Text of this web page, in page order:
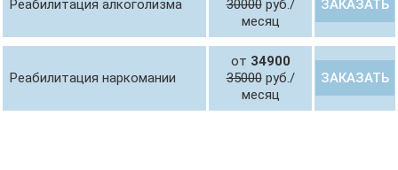
Реабилитация алкоголизма
30000руб./
месяц
ЗАКАЗАТЬ
Реабилитация наркомании
от 34900
35000руб./
месяц
ЗАКАЗАТЬ